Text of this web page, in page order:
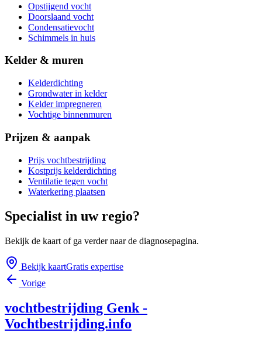
Opstijgend vocht
Doorslaand vocht
Condensatievocht
Schimmels in huis
Kelder & muren
Kelderdichting
Grondwater in kelder
Kelder impregneren
Vochtige binnenmuren
Prijzen & aanpak
Prijs vochtbestrijding
Kostprijs kelderdichting
Ventilatie tegen vocht
Waterkering plaatsen
Specialist in uw regio?
Bekijk de kaart of ga verder naar de diagnosepagina.
Bekijk kaartGratis expertise
Vorige
vochtbestrijding Genk -
Vochtbestrijding.info